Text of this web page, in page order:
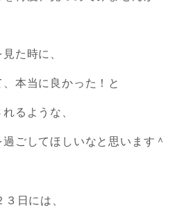
た時に、
本当に良かった！と
るような、
ごしてほしいなと思います＾
日には、